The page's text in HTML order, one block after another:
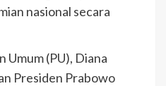
nasional secara
(PU), Diana
Presiden Prabowo